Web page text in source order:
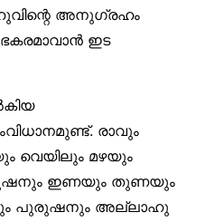
അനുഗ്രഹം
ഇട
രാവും
വെയിലും മഴയും
ഇണയും തുണയും
പുരുഷനും അല്ലാഹു